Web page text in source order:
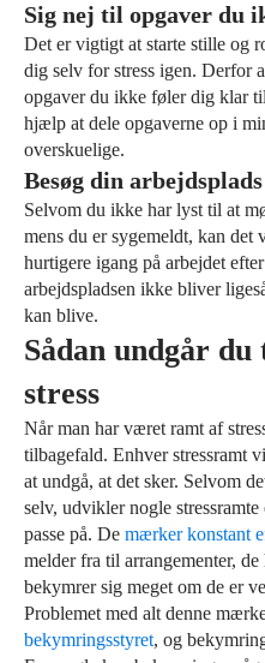
Sig nej til opgaver du
Det er vigtigt at starte stille og
dig selv for stress igen. Derfor
opgaver du ikke føler dig klar
hjælp at dele opgaverne op i
overskuelige.
Besøg din
Selvom du ikke har lyst til at
mens du er sygemeldt, kan
hurtigere igang på arbejdet
arbejdspladsen ikke bliver
kan blive.
Sådan undgår
stress
Når man har været ramt af
tilbagefald. Enhver stressramt
at undgå, at det sker. Selvom
selv, udvikler nogle stressramte
passe på. De mærker konstant
melder fra til arrangementer,
bekymrer sig meget om de er
Problemet med alt denne
bekymringsstyret, og